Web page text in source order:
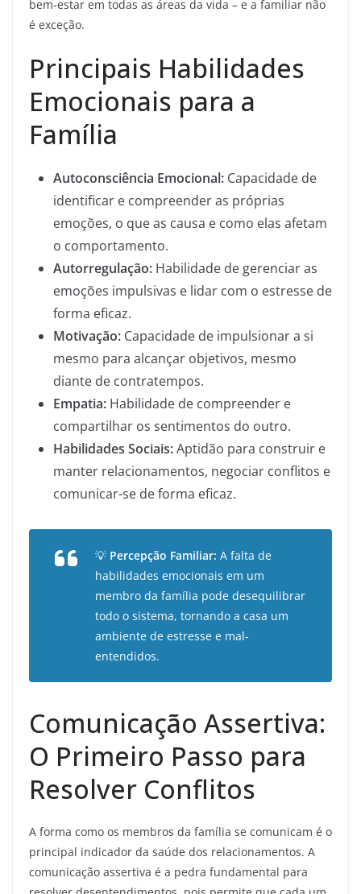
bem-estar em todas as áreas da vida – e a familiar não
é exceção.
Principais Habilidades
Emocionais para a
Família
Autoconsciência Emocional: Capacidade de
identificar e compreender as próprias
emoções, o que as causa e como elas afetam
o comportamento.
Autorregulação: Habilidade de gerenciar as
emoções impulsivas e lidar com o estresse de
forma eficaz.
Motivação: Capacidade de impulsionar a si
mesmo para alcançar objetivos, mesmo
diante de contratempos.
Empatia: Habilidade de compreender e
compartilhar os sentimentos do outro.
Habilidades Sociais:Aptidão para construir e
manter relacionamentos, negociar conflitos e
comunicar-se de forma eficaz.
💡 Percepção Familiar: A falta de
habilidades emocionais em um
membro da família pode desequilibrar
todo o sistema, tornando a casa um
ambiente de estresse e mal-
entendidos.
Comunicação Assertiva:
O Primeiro Passo para
Resolver Conflitos
A forma como os membros da família se comunicam é o
principal indicador da saúde dos relacionamentos. A
comunicação assertiva é a pedra fundamental para